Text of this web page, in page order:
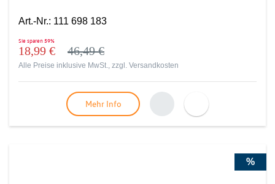
Art.-Nr.: 111 698 183
Sie sparen 59%
18,99 € 46,49 €
Alle Preise inklusive MwSt., zzgl. Versandkosten
Mehr Info
%